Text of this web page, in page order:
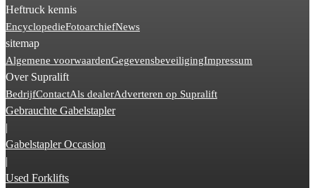
Heftruck kennis
EncyclopedieFotoarchiefNews
sitemap
Algemene voorwaardenGegevensbeveiligingImpressum
Over Supralift
BedrijfContactAls dealerAdverteren op Supralift
Gebrauchte Gabelstapler
|
Gabelstapler Occasion
|
Used Forklifts